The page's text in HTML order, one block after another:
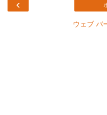
‹
ウェブ バ